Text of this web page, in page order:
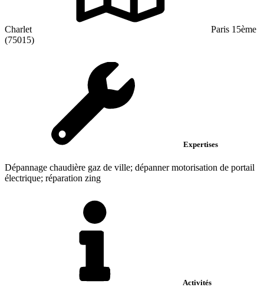
Charlet
Paris 15ème
(75015)
Expertises
Dépannage chaudière gaz de ville; dépanner motorisation de portail
électrique; réparation zing
Activités